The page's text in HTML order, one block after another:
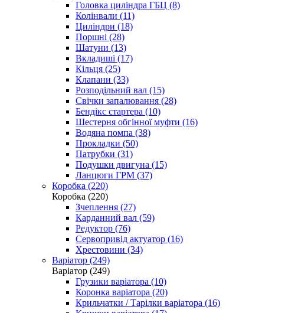
Головка циліндра ГБЦ (8)
Колінвали (11)
Циліндри (18)
Поршні (28)
Шатуни (13)
Вкладиші (17)
Кільця (25)
Клапани (33)
Розподільний вал (15)
Свічки запалювання (28)
Бендікс стартера (10)
Шестерня обгінної муфти (16)
Водяна помпа (38)
Прокладки (50)
Патрубки (31)
Подушки двигуна (15)
Ланцюги ГРМ (37)
Коробка (220)
Коробка (220)
Зчеплення (27)
Карданний вал (59)
Редуктор (76)
Сервопривід актуатор (16)
Хрестовини (34)
Варіатор (249)
Варіатор (249)
Грузики варіатора (10)
Коронка варіатора (20)
Крильчатки / Тарілки варіатора (16)